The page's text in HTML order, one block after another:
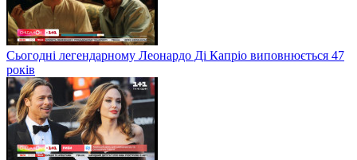
Сьогодні легендарному Леонардо Ді Капріо виповнюється 47
років